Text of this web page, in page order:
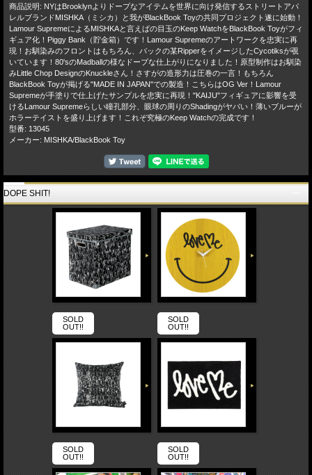
商品説明: NYはBrooklynよりドープなアイテムを世界に向け発信するストリートアパ
レルブランドMISHKA（ミシカ）と我がBlackBook Toyの共同プロジェクト遂に始動！
Lamour SupremeによるMISHKAと言えばの目玉のKeep WatchをBlackBook Toyがフィ
ギュア化！Piggy Bank（貯金箱）です！Lamour Supremeのアートワークを忠実に再
現！お馴染みのフロントはもちろん、バックの某RipperをイメージしたCycotiksが覗
いています！80'sのMadballの様なドープな仕上がりになりました！原型制作はお馴染
みLittle Chop DesignのKnuckleさん！さすがの造形力は圧巻の一言！もちろん
BlackBook Toyが掲げる"MADE IN JAPAN"での製造！こちらはOG Ver！Lamour
Supremeが手塗りで仕上げたサンプルを忠実に再現！"KAIJU"フィギュアに影響を受
けるLamour Supremeらしい瞳孔部分、眼球の周りのShadingがヤバい！薄いブルーが
ホラーテイストを盛り上げます！これぞ究極のKeep Watchの完成です！
型番: 13045
メーカー: MISHKA/BlackBook Toy
DOPE SHIT!
SOLD
OUT!!
SOLD
OUT!!
SOLD
OUT!!
SOLD
OUT!!